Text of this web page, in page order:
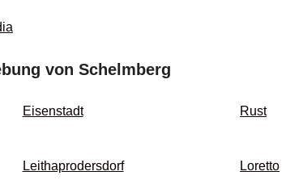
von Schelmberg
Eisenstadt Rust
Leithaprodersdorf Loretto